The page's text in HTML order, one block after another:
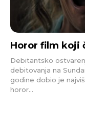
Horor film koji
Debitantsko
debitovanja na
godine dobio je
horor...